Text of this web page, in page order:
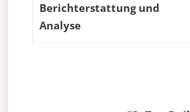
Berichterstattung und
Analyse